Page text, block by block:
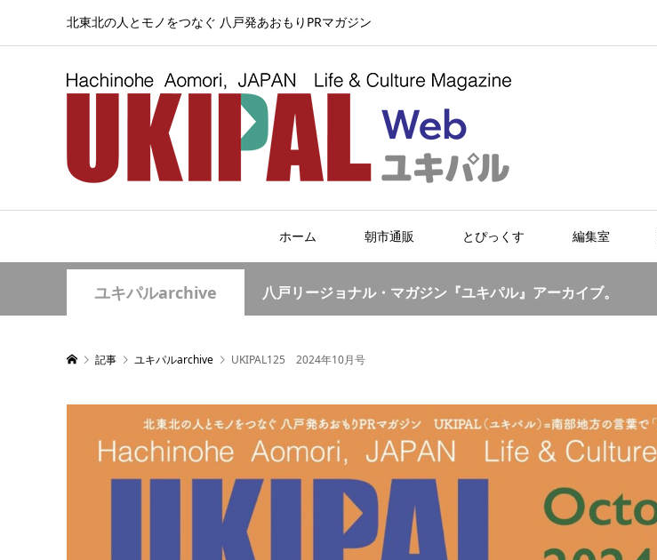
北東北の人とモノをつなぐ 八戸発あおもりPRマガジン
ホーム 朝市通販 とぴっくす 編集室
ユキパルarchive 八戸リージョナル・マガジン『ユキパル』アーカイブ。
記事 ユキパルarchive UKIPAL125 2024年10月号